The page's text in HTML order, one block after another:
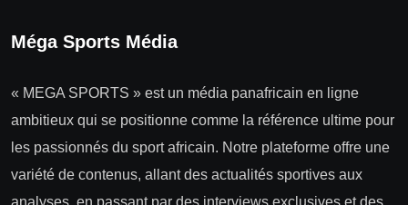
Méga Sports Média
« MEGA SPORTS » est un média panafricain en ligne
ambitieux qui se positionne comme la référence ultime pour
les passionnés du sport africain. Notre plateforme offre une
variété de contenus, allant des actualités sportives aux
analyses, en passant par des interviews exclusives et des